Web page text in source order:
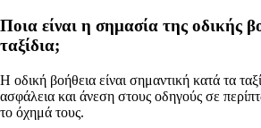
Ποια είναι η σημασία της οδικής
ταξίδια;
Η οδική βοήθεια είναι σημαντική κατά τα
ασφάλεια και άνεση στους οδηγούς σε
το όχημά τους.